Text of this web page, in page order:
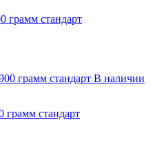
грамм стандарт
В наличии
грамм стандарт